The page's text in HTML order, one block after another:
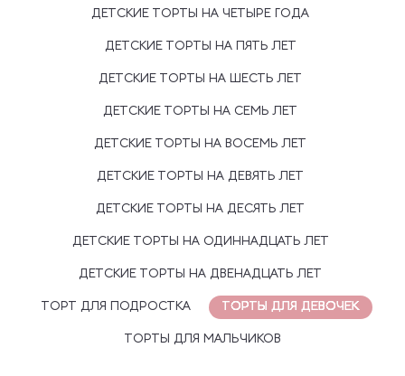
ДЕТСКИЕ ТОРТЫ НА ЧЕТЫРЕ ГОДА
ДЕТСКИЕ ТОРТЫ НА ПЯТЬ ЛЕТ
ДЕТСКИЕ ТОРТЫ НА ШЕСТЬ ЛЕТ
ДЕТСКИЕ ТОРТЫ НА СЕМЬ ЛЕТ
ДЕТСКИЕ ТОРТЫ НА ВОСЕМЬ ЛЕТ
ДЕТСКИЕ ТОРТЫ НА ДЕВЯТЬ ЛЕТ
ДЕТСКИЕ ТОРТЫ НА ДЕСЯТЬ ЛЕТ
ДЕТСКИЕ ТОРТЫ НА ОДИННАДЦАТЬ ЛЕТ
ДЕТСКИЕ ТОРТЫ НА ДВЕНАДЦАТЬ ЛЕТ
ТОРТ ДЛЯ ПОДРОСТКА ТОРТЫ ДЛЯ ДЕВОЧЕК
ТОРТЫ ДЛЯ МАЛЬЧИКОВ